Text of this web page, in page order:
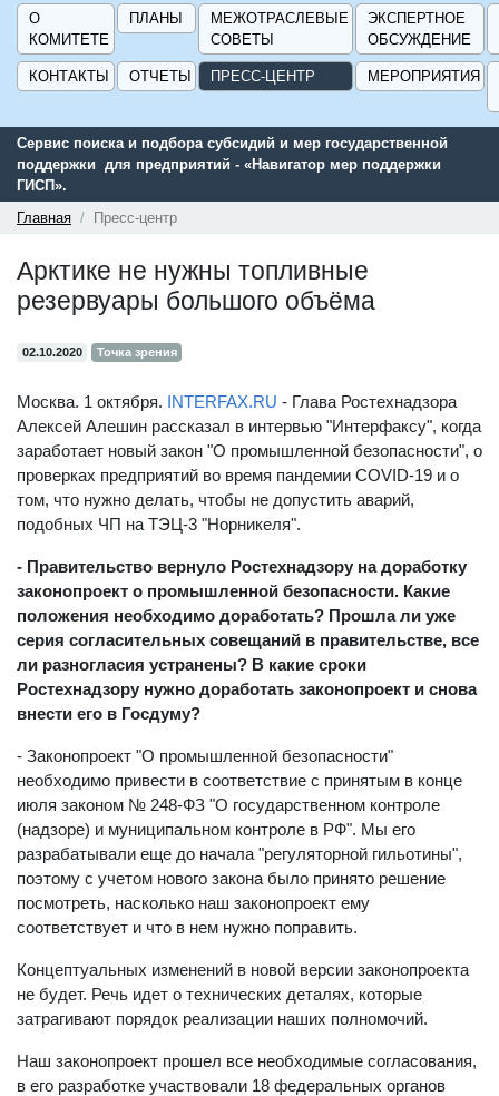
О
КОМИТЕТЕ
ПЛАНЫ
МЕЖОТРАСЛЕВЫЕ
СОВЕТЫ
ЭКСПЕРТНОЕ
ОБСУЖДЕНИЕ
КОНТАКТЫ ОТЧЕТЫ ПРЕСС-ЦЕНТР МЕРОПРИЯТИЯ
Сервис поиска и подбора субсидий и мер государственной
поддержки для предприятий - «Навигатор мер поддержки
ГИСП».
Главная
Пресс-центр
Арктике не нужны топливные
резервуары большого объёма
02.10.2020 Точка зрения
Москва. 1 октября. INTERFAX.RU - Глава Ростехнадзора
Алексей Алешин рассказал в интервью "Интерфаксу", когда
заработает новый закон "О промышленной безопасности", о
проверках предприятий во время пандемии COVID-19 и о
том, что нужно делать, чтобы не допустить аварий,
подобных ЧП на ТЭЦ-3 "Норникеля".
- Правительство вернуло Ростехнадзору на доработку
законопроект о промышленной безопасности. Какие
положения необходимо доработать? Прошла ли уже
серия согласительных совещаний в правительстве, все
ли разногласия устранены? В какие сроки
Ростехнадзору нужно доработать законопроект и снова
внести его в Госдуму?
- Законопроект "О промышленной безопасности"
необходимо привести в соответствие с принятым в конце
июля законом № 248-ФЗ "О государственном контроле
(надзоре) и муниципальном контроле в РФ". Мы его
разрабатывали еще до начала "регуляторной гильотины",
поэтому с учетом нового закона было принято решение
посмотреть, насколько наш законопроект ему
соответствует и что в нем нужно поправить.
Концептуальных изменений в новой версии законопроекта
не будет. Речь идет о технических деталях, которые
затрагивают порядок реализации наших полномочий.
Наш законопроект прошел все необходимые согласования,
в его разработке участвовали 18 федеральных органов